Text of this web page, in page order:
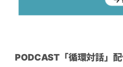
PODCAST「循環対話」配